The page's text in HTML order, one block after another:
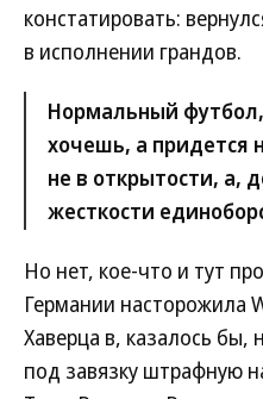
констатировать:
в исполнении грандов.
Нормальный
хочешь, а придется
не в открытости, а,
жесткости
Но нет, кое-что и тут
Германии насторожила
Хаверца в, казалось бы,
под завязку штрафную